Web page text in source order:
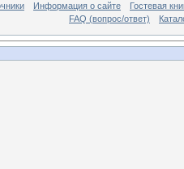
Информация о сайте
Гостевая
FAQ (вопрос/ответ)